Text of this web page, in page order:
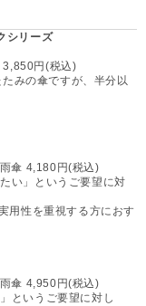
シリーズ
3,850円(税込)
みの傘ですが、半分以
傘 4,180円(税込)
い」というご要望に対
用性を重視する方におす
傘 4,950円(税込)
というご要望に対し